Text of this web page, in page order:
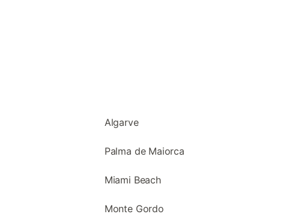
Algarve
Palma de Maiorca
Miami Beach
Monte Gordo